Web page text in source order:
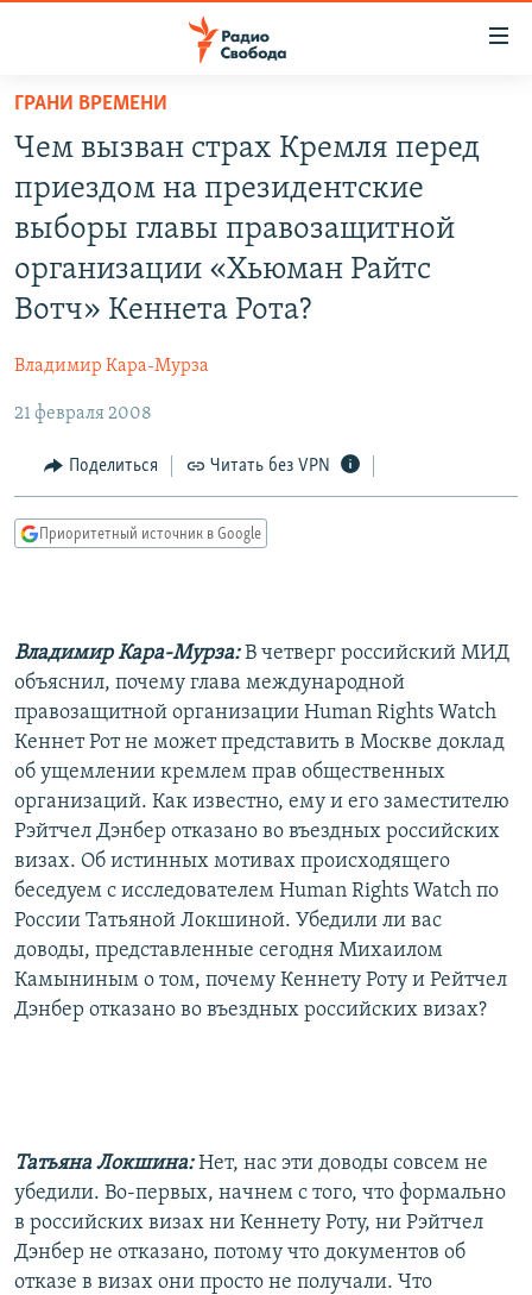
упрощенного
доступа
основному
содержанию
Вернутся
главной
навигации
Вернутся
поиску
АВТОРСКИЕ ПРОЕКТЫ
МНЕНИЯ
IDEL.РЕАЛИИ
КАВКАЗ.РЕАЛИИ
СЕВЕР.РЕАЛИИ
РАСПИСАНИЕ ВЕЩАНИЯ
СОЦИАЛЬНЫЕ СЕТИ
Все сайты РСЕ/РС
ГРАНИ ВРЕМЕНИ
Чем вызван страх Кремля перед
приездом на президентские
выборы главы правозащитной
организации «Хьюман Райтс
Вотч» Кеннета Рота?
Владимир Кара-Мурза
21 февраля 2008
Поделиться Читать без VPN
Приоритетный источник в Google
Владимир Кара-Мурза:В четверг российский МИД
объяснил, почему глава международной
правозащитной организации Human Rights Watch
Кеннет Рот не может представить в Москве доклад
об ущемлении кремлем прав общественных
организаций. Как известно, ему и его заместителю
Рэйтчел Дэнбер отказано во въездных российских
визах. Об истинных мотивах происходящего
беседуем с исследователем Human Rights Watch по
России Татьяной Локшиной. Убедили ли вас
доводы, представленные сегодня Михаилом
Камыниным о том, почему Кеннету Роту и Рейтчел
Дэнбер отказано во въездных российских визах?
Татьяна Локшина:Нет, нас эти доводы совсем не
убедили. Во-первых, начнем с того, что формально
в российских визах ни Кеннету Роту, ни Рэйтчел
Дэнбер не отказано, потому что документов об
отказе в визах они просто не получали. Что